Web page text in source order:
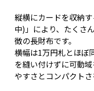
縦横にカードを収納
中)」により、たくさ
徴の長財布です。
横幅は1万円札とほぼ
を縫い付けずに可動
やすさとコンパクトさ